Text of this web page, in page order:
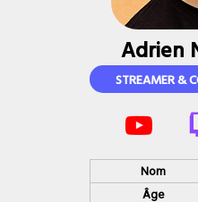
Adrien
STREAMER &
Nom
Âge